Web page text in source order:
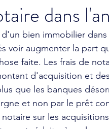
dans
bien immobilier
voir augmenter la part
faite. Les frais de
d'acquisition et
que les banques
et non par le prêt
sur les